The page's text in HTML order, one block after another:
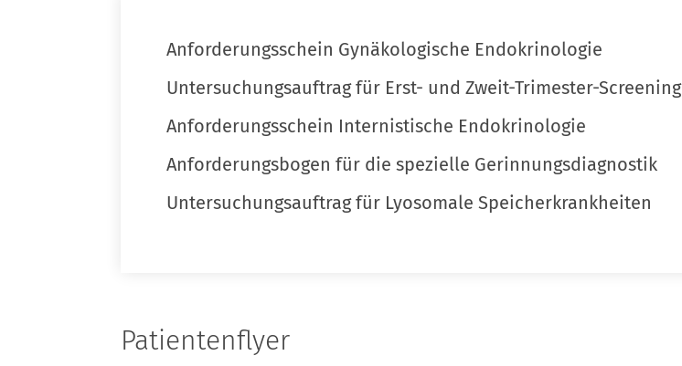
Anforderungsschein Gynäkologische Endokrinologie
Untersuchungsauftrag für Erst- und Zweit-Trimester-Screening
Anforderungsschein Internistische Endokrinologie
Anforderungsbogen für die spezielle Gerinnungsdiagnostik
Untersuchungsauftrag für Lyosomale Speicherkrankheiten
Patientenflyer